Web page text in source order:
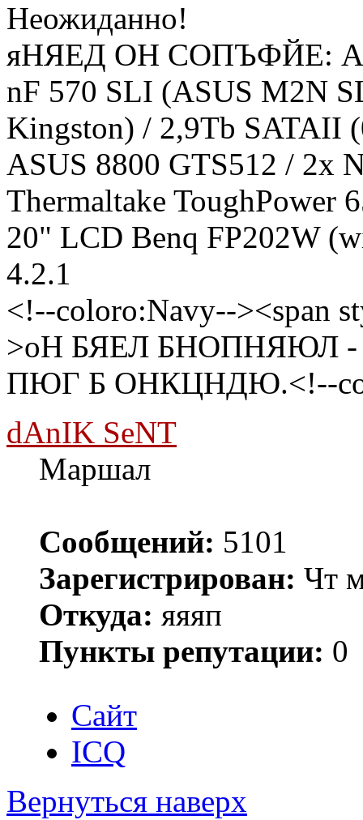
Неожиданно!
яНЯЕД ОН СОПЪФЙЕ:
nF 570 SLI (ASUS M2N
Kingston) / 2,9Tb SATAII
ASUS 8800 GTS512 / 2x
Thermaltake ToughPower
20" LCD Benq FP202W
4.2.1
<!--coloro:Navy--><span
>оН БЯЕЛ БНОПНЯЮЛ -
ПЮГ Б ОНКЦНДЮ.<!--
dAnIK SeNT
Маршал
Сообщений: 5101
Зарегистрирован: Чт
Откуда: яяяп
Пункты репутации: 0
Сайт
ICQ
Вернуться наверх